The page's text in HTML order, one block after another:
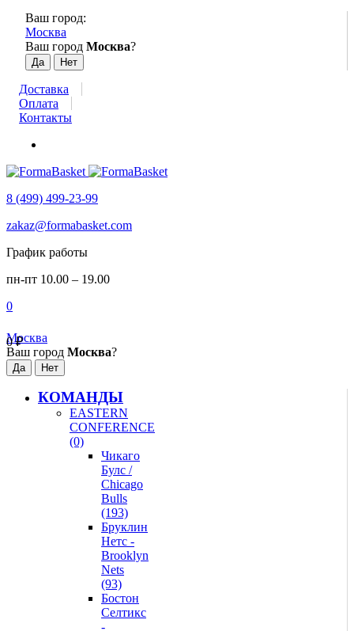
Ваш город:
Москва
Ваш город Москва?
Доставка
Оплата
Контакты
8 (499) 499-23-99
zakaz@formabasket.com
График работы
пн-пт 10.00 – 19.00
0
0₽
Москва
Ваш город Москва?
КОМАНДЫ
EASTERN
CONFERENCE
(0)
Чикаго
Булс /
Chicago
Bulls
(193)
Бруклин
Нетс -
Brooklyn
Nets
(93)
Бостон
Селтикс
-